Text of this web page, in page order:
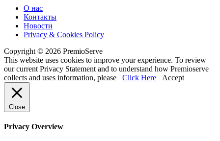
О нас
Контакты
Новости
Privacy & Cookies Policy
Copyright © 2026 PremioServe
This website uses cookies to improve your experience. To review
our current Privacy Statement and to understand how Premioserve
collects and uses information, please Click Here Accept
Close
Privacy Overview